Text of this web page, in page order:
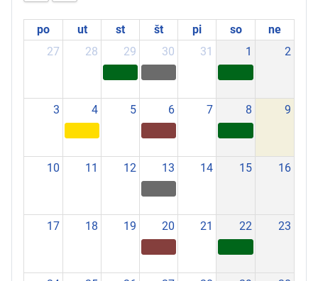
po ut st št pi so
ne
27
28 29 30 31 1 2
3 4 5 6 7 8 9
10 11 12 13 14 15 16
17 18 19 20 21 22 23